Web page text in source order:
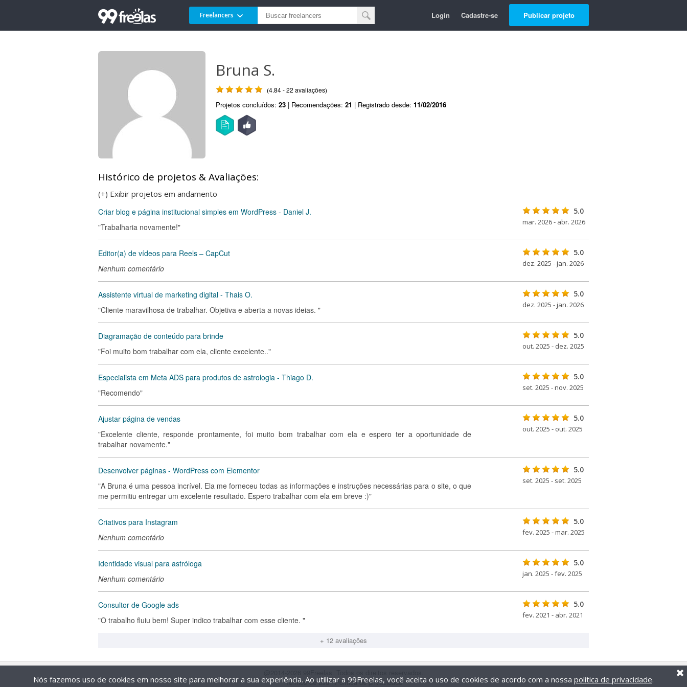
Freelancers Login Cadastre-se Publicar projeto
Bruna S.
(4.84 - 22 avaliações)
Projetos concluídos: 23 | Recomendações: 21 | Registrado desde: 11/02/2016
Histórico de projetos & Avaliações:
(+) Exibir projetos em andamento
Criar blog e página institucional simples em WordPress - Daniel J.
"Trabalharia novamente!"
5.0
mar. 2026 - abr. 2026
Editor(a) de vídeos para Reels – CapCut
Nenhum comentário
5.0
dez. 2025 - jan. 2026
Assistente virtual de marketing digital - Thais O.
"Cliente maravilhosa de trabalhar. Objetiva e aberta a novas ideias. "
5.0
dez. 2025 - jan. 2026
Diagramação de conteúdo para brinde
"Foi muito bom trabalhar com ela, cliente excelente.."
5.0
out. 2025 - dez. 2025
Especialista em Meta ADS para produtos de astrologia - Thiago D.
"Recomendo"
5.0
set. 2025 - nov. 2025
Ajustar página de vendas
"Excelente cliente, responde prontamente, foi muito bom trabalhar com ela e espero ter a oportunidade de
trabalhar novamente."
5.0
out. 2025 - out. 2025
Desenvolver páginas - WordPress com Elementor
"A Bruna é uma pessoa incrível. Ela me forneceu todas as informações e instruções necessárias para o site, o que
me permitiu entregar um excelente resultado. Espero trabalhar com ela em breve :)"
5.0
set. 2025 - set. 2025
Criativos para Instagram
Nenhum comentário
5.0
fev. 2025 - mar. 2025
Identidade visual para astróloga
Nenhum comentário
5.0
jan. 2025 - fev. 2025
Consultor de Google ads
"O trabalho fluiu bem! Super indico trabalhar com esse cliente. "
5.0
fev. 2021 - abr. 2021
+ 12 avaliações
Termos de uso|Política de privacidade
Nós fazemos uso de cookies em nosso site para melhorar a sua experiência. Ao utilizar a 99Freelas, você aceita o uso de cookies de acordo com a nossa política de privacidade.